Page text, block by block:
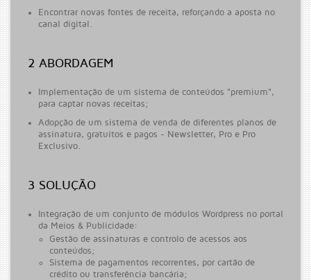
Encontrar novas fontes de receita, reforçando a aposta no
canal digital.
2 ABORDAGEM
Implementação de um sistema de conteúdos "premium",
para captar novas receitas;
Adopção de um sistema de venda de diferentes planos de
assinatura, gratuitos e pagos - Newsletter, Pro e Pro
Exclusivo.
3 SOLUÇÃO
Integração de um conjunto de módulos Wordpress no portal
da Meios & Publicidade:
Gestão de assinaturas e controlo de acessos aos
conteúdos;
Sistema de pagamentos recorrentes, por cartão de
crédito ou transferência bancária;